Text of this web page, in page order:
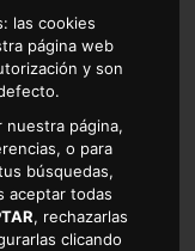
las cookies
página web
y son
nuestra página,
o para
búsquedas,
aceptar todas
, rechazarlas
clicando